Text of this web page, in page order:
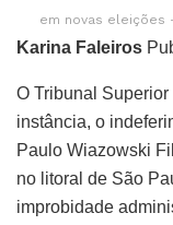
em novas eleições
Karina Faleiros
O Tribunal
instância, o
Paulo Wiazowski
no litoral de São
improbidade